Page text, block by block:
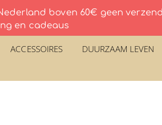
boven 60€ geen
en cadeaus
ACCESSOIRES DUURZAAM LEVEN